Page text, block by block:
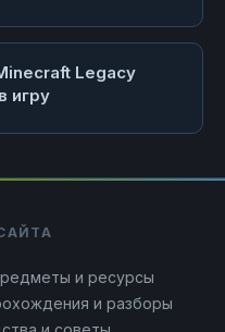
Legacy
игру
и ресурсы
и разборы